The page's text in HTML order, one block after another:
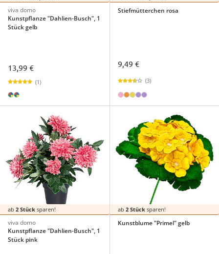
viva domo
Kunstpflanze "Dahlien-Busch", 1
Stück gelb
13,99 €
(1)
Stiefmütterchen rosa
9,49 €
(3)
ab 2 Stück sparen!
viva domo
Kunstpflanze "Dahlien-Busch", 1
Stück pink
ab 2 Stücksparen!
Kunstblume "Primel" gelb